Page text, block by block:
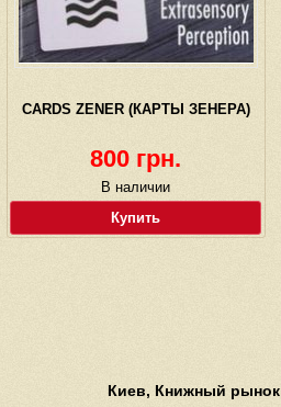
CARDS ZENER (КАРТЫ ЗЕНЕРА)
800 грн.
В наличии
Купить
Киев, Книжный рынок